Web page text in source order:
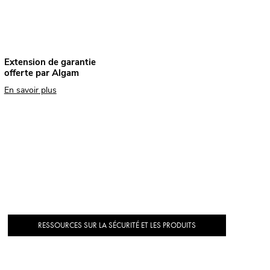
Extension de garantie
offerte par Algam
En savoir plus
RESSOURCES SUR LA SÉCURITÉ ET LES PRODUITS